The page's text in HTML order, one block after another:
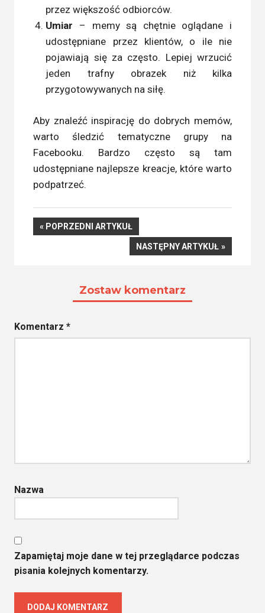
przez większość odbiorców.
Umiar – memy są chętnie oglądane i
udostępniane przez klientów, o ile nie
pojawiają się za często. Lepiej wrzucić
jeden trafny obrazek niż kilka
przygotowywanych na siłę.
Aby znaleźć inspirację do dobrych memów,
warto śledzić tematyczne grupy na
Facebooku. Bardzo często są tam
udostępniane najlepsze kreacje, które warto
podpatrzeć.
Nawigacja
POPRZEDNI
POPRZEDNI ARTYKUŁ
NASTĘPNY
NASTĘPNY ARTYKUŁ
Zostaw komentarz
Komentarz *
Nazwa
Zapamiętaj moje dane w tej przeglądarce podczas
pisania kolejnych komentarzy.